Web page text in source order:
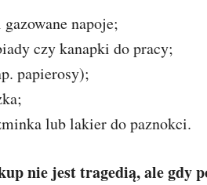
gazowane napoje;
czy kanapki do pracy;
papierosy);
lub lakier do paznokci.
nie jest tragedią, ale gdy